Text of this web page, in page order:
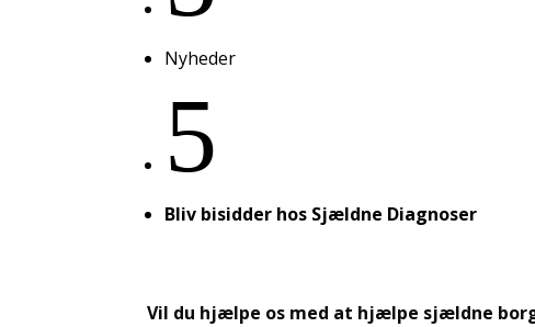
Nyheder
5
Bliv bisidder hos Sjældne Diagnoser
Vil du hjælpe os med at hjælpe sjældne